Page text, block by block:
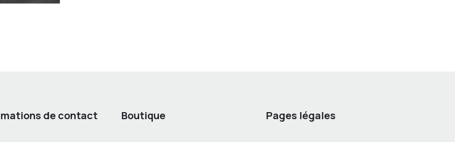
de contact Boutique Pages légales